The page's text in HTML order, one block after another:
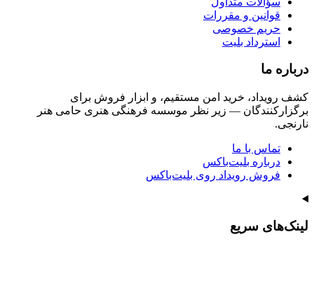
قوانین و مقررات
حریم خصوصی
استرداد بلیت
درباره ما
کشف رویداد، خرید امن مستقیم، و ابزار فروش برای
برگزارکنندگان — زیر نظر موسسه فرهنگی هنری حامی هنر
نارنجی.
تماس با ما
درباره بلیت‌باکس
فروش رویداد روی بلیت‌باکس
لینک‌های سریع